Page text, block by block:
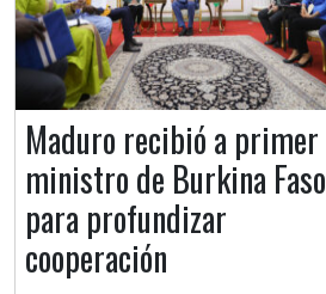
Maduro recibió a primer
ministro de Burkina Faso
para profundizar
cooperación